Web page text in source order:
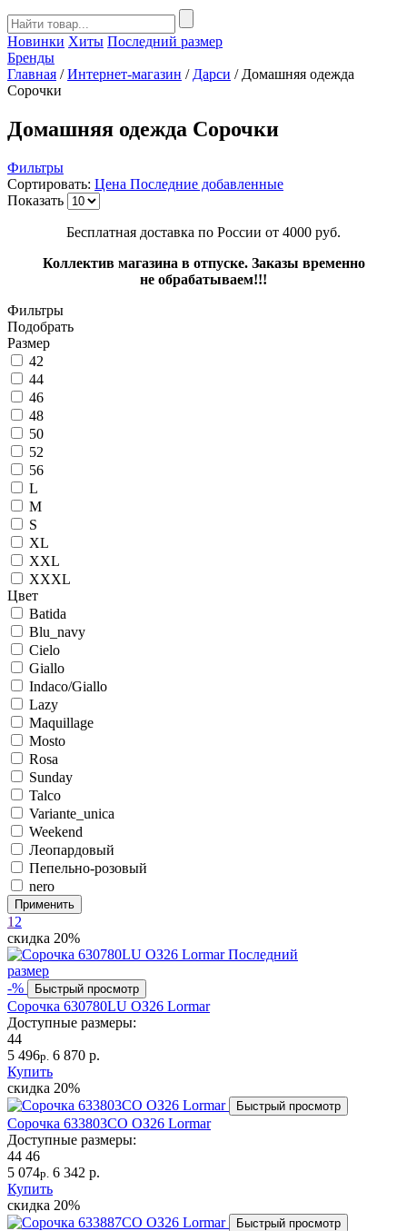
Новинки Хиты Последний размер
Бренды
Главная / Интернет-магазин / Дарси /Домашняя одежда
Сорочки
Домашняя одежда Сорочки
Фильтры
Сортировать: Цена Последние добавленные
Показать
Бесплатная доставка по России от 4000 руб.
Коллектив магазина в отпуске. Заказы временно
не обрабатываем!!!
Фильтры
Подобрать
Размер
42
44
46
48
50
52
56
L
M
S
XL
XXL
XXXL
Цвет
Batida
Blu_navy
Cielo
Giallo
Indaco/Giallo
Lazy
Maquillage
Mosto
Rosa
Sunday
Talco
Variante_unica
Weekend
Леопардовый
Пепельно-розовый
nero
Применить
1 2
скидка 20%
Последний
размер
-%
Быстрый просмотр
Сорочка 630780LU ОЗ26 Lormar
Доступные размеры:
44
5 496р. 6 870 р.
Купить
скидка 20%
Быстрый просмотр
Сорочка 633803CO ОЗ26 Lormar
Доступные размеры:
44 46
5 074р. 6 342 р.
Купить
скидка 20%
Быстрый просмотр